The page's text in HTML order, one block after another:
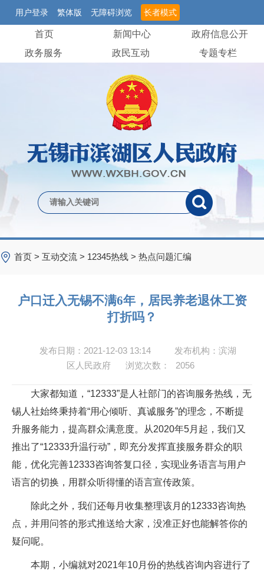
用户登录 繁体版 无障碍浏览 长者模式
首页 新闻中心
政府信息公开
政务服务
政民互动 专题专栏
首页 > 互动交流 > 12345热线 > 热点问题汇编
户口迁入无锡不满6年，居民养老退休工资
打折吗？
发布日期：2021-12-03 13:14
发布机构：滨湖
区人民政府
浏览次数： 2056
大家都知道，“12333”是人社部门的咨询服务热线，无
锡人社始终秉持着“用心倾听、真诚服务”的理念，不断提
升服务能力，提高群众满意度。从2020年5月起，我们又
推出了“12333升温行动”，即充分发挥直接服务群众的职
能，优化完善12333咨询答复口径，实现业务语言与用户
语言的切换，用群众听得懂的语言宣传政策。
除此之外，我们还每月收集整理该月的12333咨询热
点，并用问答的形式推送给大家，没准正好也能解答你的
疑问呢。
本期，小编就对2021年10月份的热线咨询内容进行了